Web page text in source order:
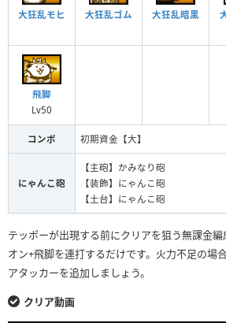
大狂乱モヒ 大狂乱ゴム 大狂乱暗黒
飛脚
Lv50
コンボ 初期資金【大】
にゃんこ砲
【主砲】かみなり砲
【装飾】にゃんこ砲
【土台】にゃんこ砲
テッポーが出現する前にクリアを狙う無課金
オン+飛脚を連打するだけです。火力不足の場
アタッカーを追加しましょう。
クリア動画